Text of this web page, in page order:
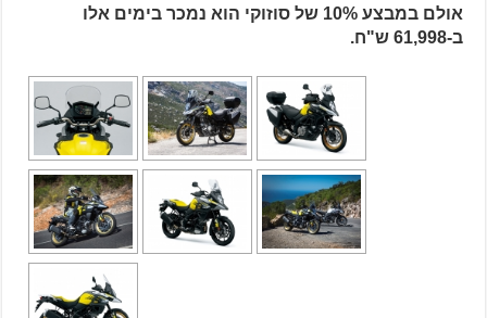
אולם במבצע 10% של סוזוקי הוא נמכר בימים אלו
ב-61,998 ש"ח.